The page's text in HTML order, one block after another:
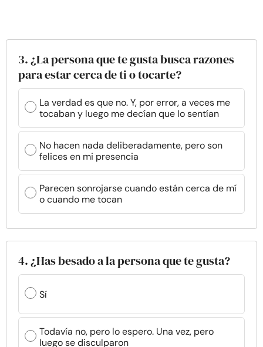
3. ¿La persona que te gusta busca razones
para estar cerca de ti o tocarte?
La verdad es que no. Y, por error, a veces me
tocaban y luego me decían que lo sentían
No hacen nada deliberadamente, pero son
felices en mi presencia
Parecen sonrojarse cuando están cerca de mí
o cuando me tocan
4. ¿Has besado a la persona que te gusta?
Sí
Todavía no, pero lo espero. Una vez, pero
luego se disculparon